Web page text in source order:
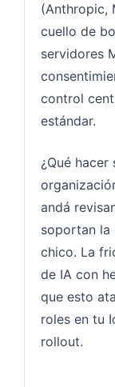
(Anthropic,
cuello de
servidores
control
estándar.
¿Qué
andá
soportan la
chico. La
de IA con
que esto
roles en tu
rollout.